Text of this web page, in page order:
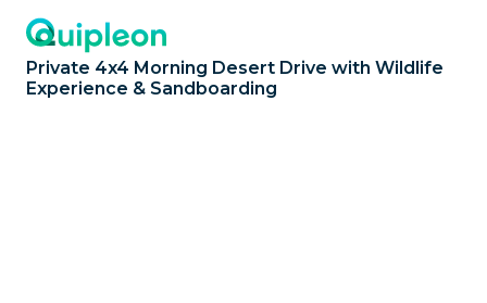
Private 4x4 Morning Desert Drive with Wildlife
Experience & Sandboarding